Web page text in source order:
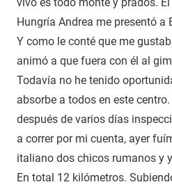
Hungría Andrea me presentó a
Y como le conté que me
animó a que fuera con él al
Todavía no he tenido
absorbe a todos en este
después de varios días
a correr por mi cuenta, ayer
italiano dos chicos rumanos y
En total 12 kilómetros.